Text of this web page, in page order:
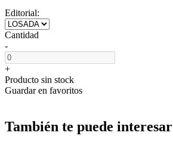
Editorial:
Cantidad
-
+
Producto sin stock
Guardar en favoritos
También te puede interesar